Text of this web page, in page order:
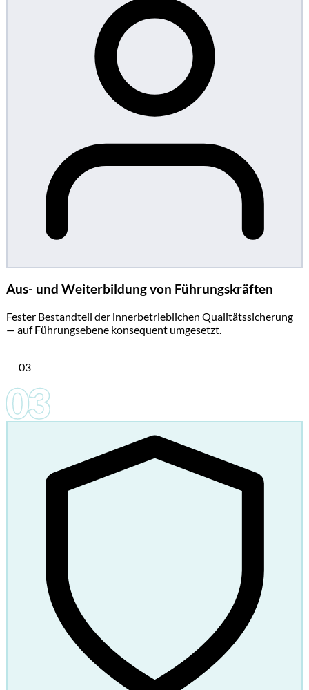
Aus- und Weiterbildung von Führungskräften
Fester Bestandteil der innerbetrieblichen Qualitätssicherung
— auf Führungsebene konsequent umgesetzt.
03
03